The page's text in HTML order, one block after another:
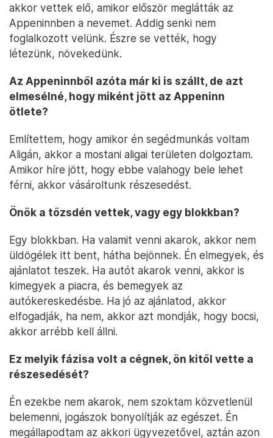
akkor vettek elő, amikor először meglátták az
Appeninnben a nevemet. Addig senki nem
foglalkozott velünk. Észre se vették, hogy
létezünk, növekedünk.
Az Appeninnből azóta már ki is szállt, de azt
elmesélné, hogy miként jött az Appeninn
ötlete?
Említettem, hogy amikor én segédmunkás voltam
Aligán, akkor a mostani aligai területen dolgoztam.
Amikor híre jött, hogy ebbe valahogy bele lehet
férni, akkor vásároltunk részesedést.
Önök a tőzsdén vettek, vagy egy blokkban?
Egy blokkban. Ha valamit venni akarok, akkor nem
üldögélek itt bent, hátha bejönnek. Én elmegyek, és
ajánlatot teszek. Ha autót akarok venni, akkor is
kimegyek a piacra, és bemegyek az
autókereskedésbe. Ha jó az ajánlatod, akkor
elfogadják, ha nem, akkor azt mondják, hogy bocsi,
akkor arrébb kell állni.
Ez melyik fázisa volt a cégnek, ön kitől vette a
részesedését?
Én ezekbe nem akarok, nem szoktam közvetlenül
belemenni, jogászok bonyolítják az egészet. Én
megállapodtam az akkori ügyvezetővel, aztán azon